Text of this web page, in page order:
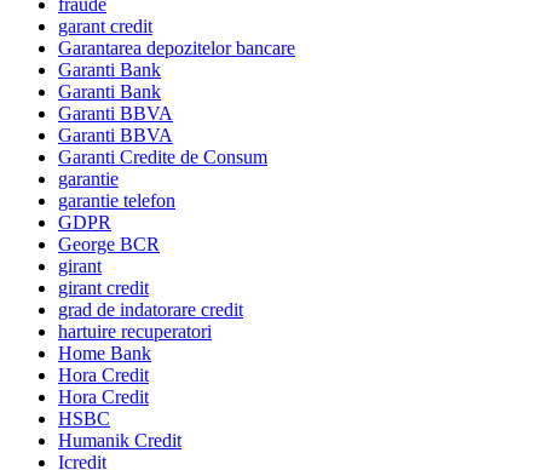
fraude
garant credit
Garantarea depozitelor bancare
Garanti Bank
Garanti Bank
Garanti BBVA
Garanti BBVA
Garanti Credite de Consum
garantie
garantie telefon
GDPR
George BCR
girant
girant credit
grad de indatorare credit
hartuire recuperatori
Home Bank
Hora Credit
Hora Credit
HSBC
Humanik Credit
Icredit